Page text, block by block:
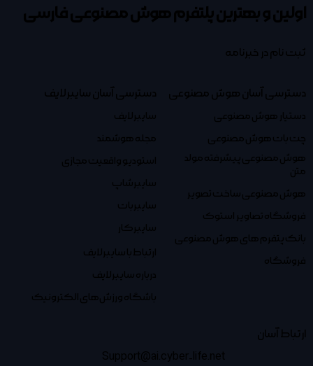
اولین و بهترین پلتفرمهوش مصنوعی فارسی
ثبت نام در خبرنامه
دسترسی آسان هوش مصنوعی
دستیار هوش مصنوعی
چت بات هوش مصنوعی
هوش مصنوعی پیشرفته مولد
متن
هوش مصنوعی ساخت تصویر
فروشگاه تصاویر استوک
بانک پتفرم های هوش مصنوعی
فروشگاه
دسترسی آسان سایبرلایف
سایبرلایف
مجله هوشمند
استودیو واقعیت مجازی
سایبرشاپ
سایبربات
سایبرکار
ارتباط با سایبرلایف
درباره سایبرلایف
باشگاه ورزش‌های الکترونیک
ارتباط آسان
Support@ai.cyber-life.net